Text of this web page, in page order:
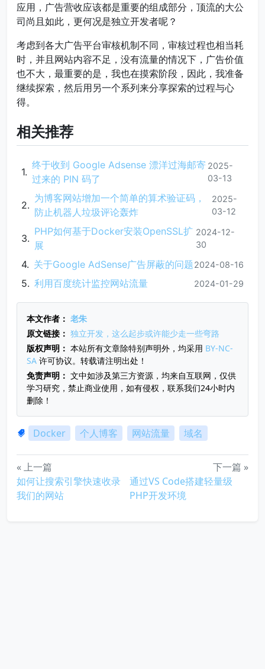
应用，广告营收应该都是重要的组成部分，顶流的大公
司尚且如此，更何况是独立开发者呢？
考虑到各大广告平台审核机制不同，审核过程也相当耗
时，并且网站内容不足，没有流量的情况下，广告价值
也不大，最重要的是，我也在摸索阶段，因此，我准备
继续探索，然后用另一个系列来分享探索的过程与心
得。
相关推荐
终于收到 Google Adsense 漂洋过海邮寄
过来的 PIN 码了
2025-
03-13
为博客网站增加一个简单的算术验证码，
防止机器人垃圾评论轰炸
2025-
03-12
PHP如何基于Docker安装OpenSSL扩
展
2024-12-
30
关于Google AdSense广告屏蔽的问题2024-08-16
利用百度统计监控网站流量 2024-01-29
本文作者： 老朱
原文链接： 独立开发，这么起步或许能少走一些弯路
版权声明： 本站所有文章除特别声明外，均采用 BY-NC-
SA 许可协议。转载请注明出处！
免责声明： 文中如涉及第三方资源，均来自互联网，仅供
学习研究，禁止商业使用，如有侵权，联系我们24小时内
删除！
Docker 个人博客 网站流量 域名
« 上一篇
如何让搜索引擎快速收录
我们的网站
下一篇 »
通过VS Code搭建轻量级
PHP开发环境